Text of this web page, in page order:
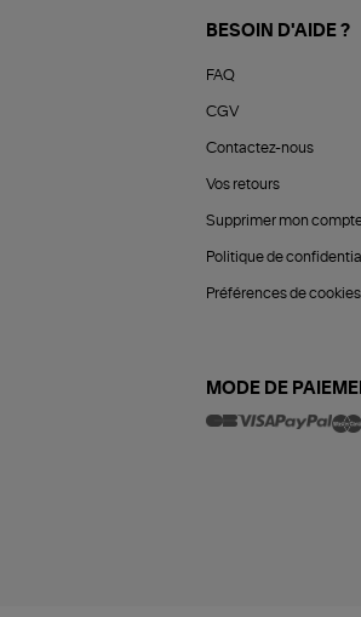
BESOIN D'AIDE ?
FAQ
CGV
Contactez-nous
Vos retours
Supprimer mon
Politique de
Préférences de cookies
MODE DE